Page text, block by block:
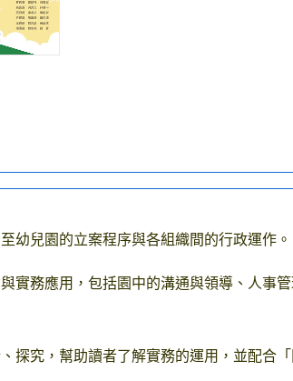
幼兒園的立案程序與各組織間的行政運作。
實務應用，包括園中的溝通與領導、人事
探究，幫助讀者了解實務的運用，並配合